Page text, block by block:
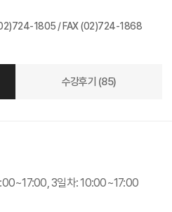
1805 / FAX (02)724-1868
수강후기 (85)
3일차: 10:00~17:00